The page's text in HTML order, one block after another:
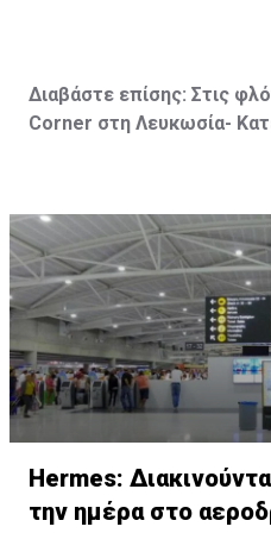
Διαβάστε επίσης: Στις
Corner στη Λευκωσία-
Hermes:
την ημέρα στο